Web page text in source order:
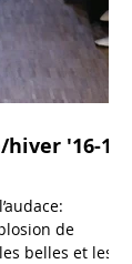
'16-17
de
belles et les